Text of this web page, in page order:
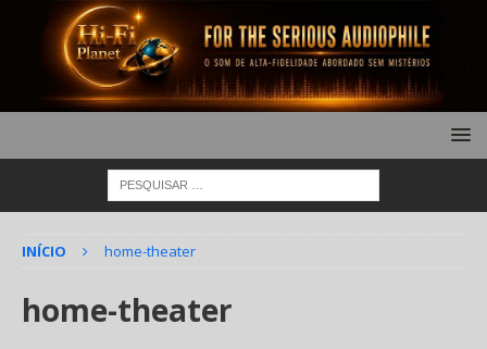
INÍCIO home-theater
home-theater